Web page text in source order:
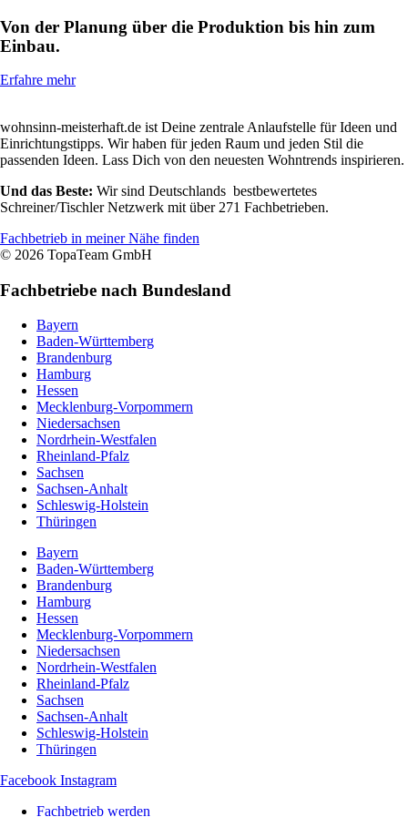
Von der Planung über die Produktion bis hin zum
Einbau.
Erfahre mehr
wohnsinn-meisterhaft.de ist Deine zentrale Anlaufstelle für Ideen und
Einrichtungstipps. Wir haben für jeden Raum und jeden Stil die
passenden Ideen. Lass Dich von den neuesten Wohntrends inspirieren.
Und das Beste: Wir sind Deutschlands bestbewertetes
Schreiner/Tischler Netzwerk mit über 271 Fachbetrieben.
Fachbetrieb in meiner Nähe finden
© 2026 TopaTeam GmbH
Fachbetriebe nach Bundesland
Bayern
Baden-Württemberg
Brandenburg
Hamburg
Hessen
Mecklenburg-Vorpommern
Niedersachsen
Nordrhein-Westfalen
Rheinland-Pfalz
Sachsen
Sachsen-Anhalt
Schleswig-Holstein
Thüringen
Bayern
Baden-Württemberg
Brandenburg
Hamburg
Hessen
Mecklenburg-Vorpommern
Niedersachsen
Nordrhein-Westfalen
Rheinland-Pfalz
Sachsen
Sachsen-Anhalt
Schleswig-Holstein
Thüringen
Facebook Instagram
Fachbetrieb werden